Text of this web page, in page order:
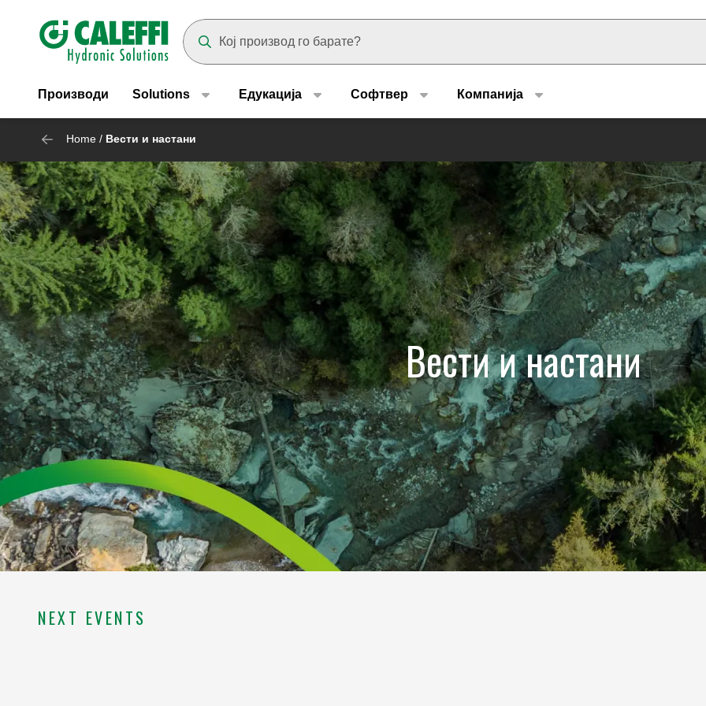
Header main navigation
Производи Solutions Едукација Софтвер Компанија
Home / Вести и настани
Вести и настани
NEXT EVENTS